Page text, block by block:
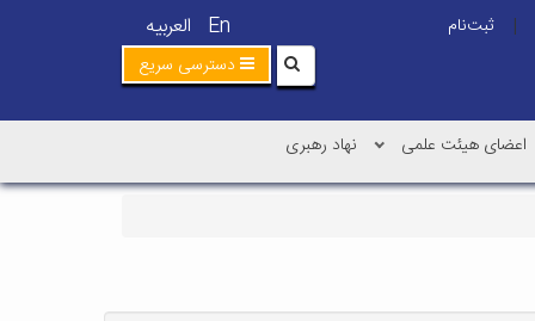
En العربیه |
ثبت‌نام
دسترسی سریع
اعضای هیئت علمی نهاد رهبری